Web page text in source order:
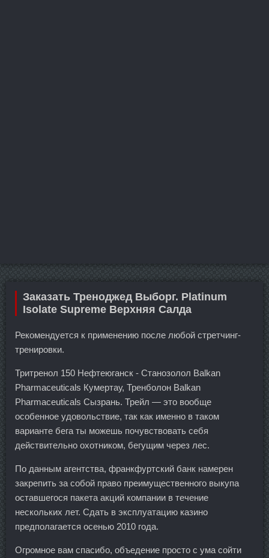
Заказать Треноджед Выборг. Platinum
Isolate Supreme Верхняя Салда
Рекомендуется к применению после любой стретчинг-
тренировки.
Тритренол 150 Нефтеюганск - Станозолол Balkan
Pharmaceuticals Кумертау, Тренболон Balkan
Pharmaceuticals Сызрань. Трейл — это вообще
особенное удовольствие, так как именно в таком
варианте бега ты можешь почувствовать себя
действительно охотником, бегущим через лес.
По данным агентства, франкфуртский банк намерен
закрепить за собой право преимущественного выкупа
оставшегося пакета акций компании в течение
нескольких лет. Сдать в эксплуатацию казино
предполагается осенью 2010 года.
Огромное вам спасибо, объедение просто с ума сойти